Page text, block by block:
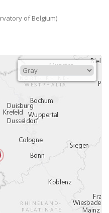
of Belgium)